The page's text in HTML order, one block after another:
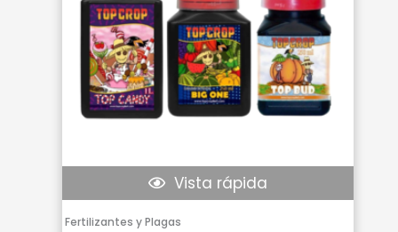
Vista rápida
Fertilizantes y Plagas